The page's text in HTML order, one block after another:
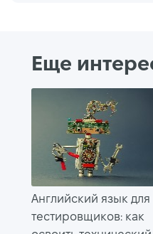
Еще
Английский язык для
тестировщиков: как